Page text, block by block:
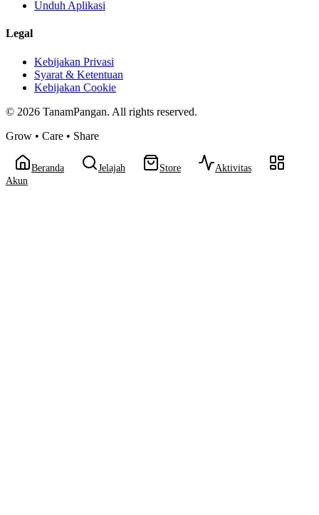
Unduh Aplikasi
Legal
Kebijakan Privasi
Syarat & Ketentuan
Kebijakan Cookie
© 2026 TanamPangan. All rights reserved.
Grow • Care • Share
Beranda Jelajah Store
Aktivitas
Akun